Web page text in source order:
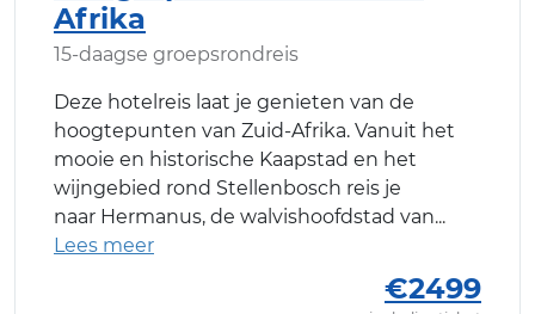
Afrika
15-daagse groepsrondreis
Deze hotelreis laat je genieten van de
hoogtepunten van Zuid-Afrika. Vanuit het
mooie en historische Kaapstad en het
wijngebied rond Stellenbosch reis je
naar Hermanus, de walvishoofdstad van
€2499